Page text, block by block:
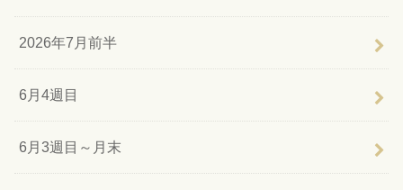
2026年7月前半
6月4週目
6月3週目～月末